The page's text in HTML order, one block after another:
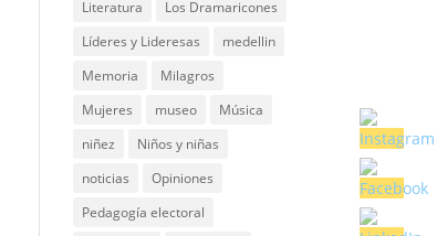
Literatura
Los Dramaricones
Líderes y Lideresas
medellin
Memoria
Milagros
Mujeres
museo
Música
niñez
Niños y niñas
noticias
Opiniones
Pedagogía electoral